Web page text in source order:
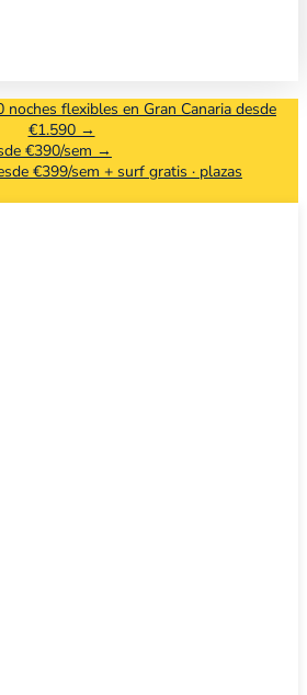
noches flexibles en Gran Canaria desde
€1.590 →
€390/sem →
€399/sem + surf gratis · plazas